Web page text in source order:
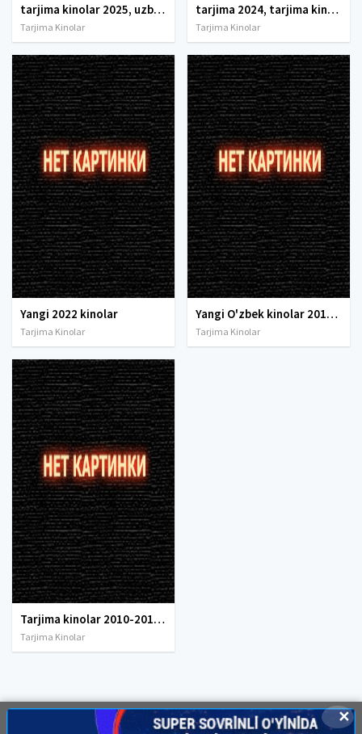
tarjima kinolar 2025, uzbek tarjima kinolar 2025, tarjima kinolar uzbek tilida 2025, tarjima kinolar o zbek 2025, tarjima kinolar o zbek tilida 2025, yangi tarjima kinolar 2025, uzmovi tarjima kinolar 2025, uzmovi com tarjima kinolar 2025, uzbekcha t
Tarjima Kinolar
tarjima 2024, tarjima kinolar 2024, uzbek tarjima 2024, tarjima kinolar tilida tilida 2024, uzbek tilida tarjima 2024, kino tarjima 2024, uzbek tarjima kinolar 2024, tarjima kinolar 2024 uzbek tilida, tarjima kinolar 2024 o zbek, tarjima kinolar 2024
Tarjima Kinolar
Yangi 2022 kinolar
Tarjima Kinolar
Yangi O'zbek kinolar 2010-2011-2012-2013-2014-2015-2016-2017-2018-2019-2020-2021-2022-2023-2024-2025 O'zbek tilida Uzbek tarjima Full HD
Tarjima Kinolar
Tarjima kinolar 2010-2011-2012-2013-2014-2015-2016-2017-2018-2019-2020-2021-2022-2023-2024-2025 O'zbek tilida Uzbek tarjima Full HD
Tarjima Kinolar
✕